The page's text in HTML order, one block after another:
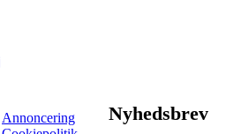
Annoncering
Nyhedsbrev